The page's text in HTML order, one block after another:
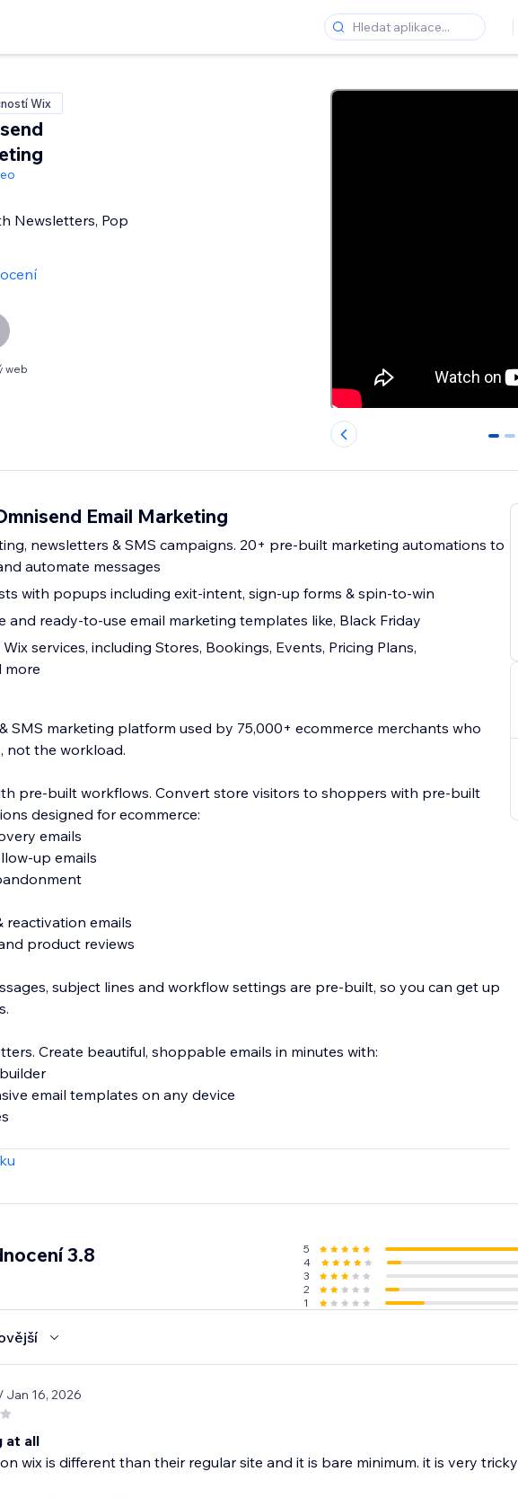
Wix
Newsletters, Pop
web
0 1
Email Marketing
newsletters & SMS campaigns. 20+ pre-built marketing automations to
automate messages
with popups including exit-intent, sign-up forms & spin-to-win
and ready-to-use email marketing templates like, Black Friday
services, including Stores, Bookings, Events, Pricing Plans,
more
SMS marketing platform used by 75,000+ ecommerce merchants who
not the workload.
pre-built workflows. Convert store visitors to shoppers with pre-built
designed for ecommerce:
emails
up emails
reactivation emails
product reviews
subject lines and workflow settings are pre-built, so you can get up
Create beautiful, shoppable emails in minutes with:
email templates on any device
subscriber lists with fully customizable popups, teasers, landing pages
plan
and your customers
support
plan, even Free!
3.8 5
4
3
2
1
Jan 16, 2026
at all
wix is different than their regular site and it is bare minimum. it is very tricky